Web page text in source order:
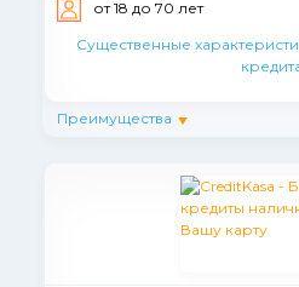
от 18 до 70 лет
Существенные
Преимущества